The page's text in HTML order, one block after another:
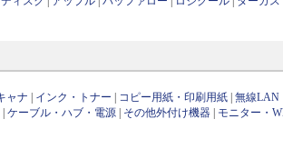
ャナ インク・トナー コピー用紙・印刷用紙 |無線LAN
|ケーブル・ハブ・電源 その他外付け機器 モニター・